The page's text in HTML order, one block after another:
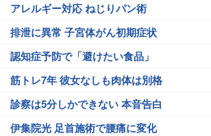
アレルギー対応 ねじりパン術
排泄に異常 子宮体がん初期症状
認知症予防で「避けたい食品」
筋トレ7年 彼女なしも肉体は別格
診察は5分しかできない 本音告白
伊集院光 足首施術で腰痛に変化